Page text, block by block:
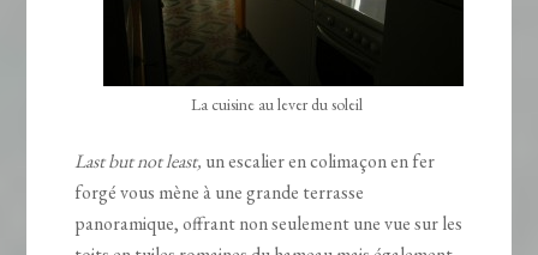
La cuisine au lever du soleil
Last but not least, un escalier en colimaçon en fer
forgé vous mène à une grande terrasse
panoramique, offrant non seulement une vue sur les